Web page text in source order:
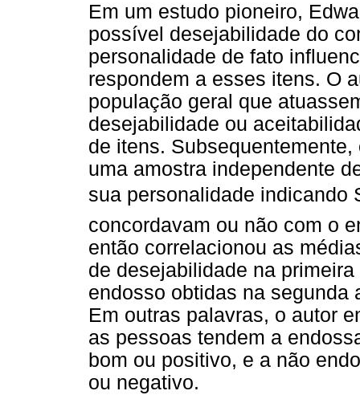
Em um estudo pioneiro,
possível desejabilidade do
personalidade de fato
respondem a esses itens. O
população geral que
desejabilidade ou
de itens.
uma amostra independente
sua personalidade indicando
concordavam ou não com o
então correlacionou as
de desejabilidade na
endosso obtidas na segunda
Em outras palavras, o autor
as pessoas tendem a
bom ou positivo, e a não
ou negativo.